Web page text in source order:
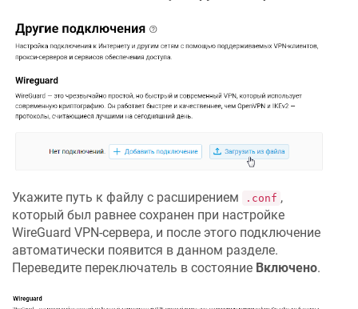
Укажите путь к файлу с расширением .conf ,
который был равнее сохранен при настройке
WireGuard VPN-сервера, и после этого подключение
автоматически появится в данном разделе.
Переведите переключатель в состояние Включено.